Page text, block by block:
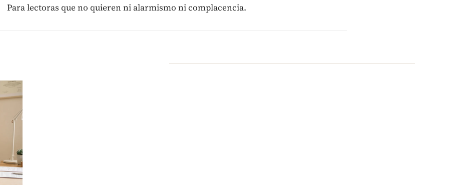
Para lectoras que no quieren ni alarmismo ni complacencia.